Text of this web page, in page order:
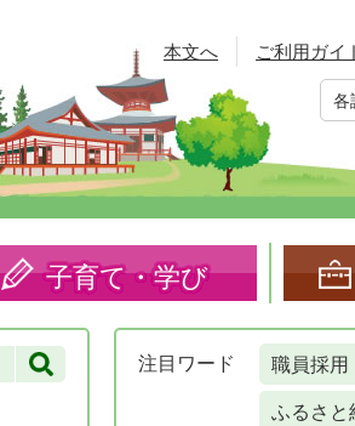
本文へ ご利用ガイ
各
子育て・学び
注目 ワード 職員採用
ふるさと